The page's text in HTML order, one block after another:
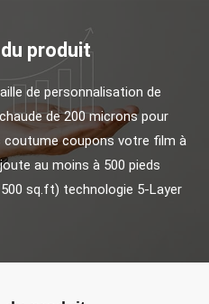
produit
de personnalisation de
de 200 microns pour
coutume coupons votre film à
au moins à 500 pieds
sq.ft) technologie 5-Layer